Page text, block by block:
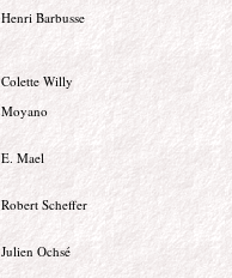
Henri Barbusse
Colette Willy
Moyano
E. Mael
Robert Scheffer
Julien Ochsé